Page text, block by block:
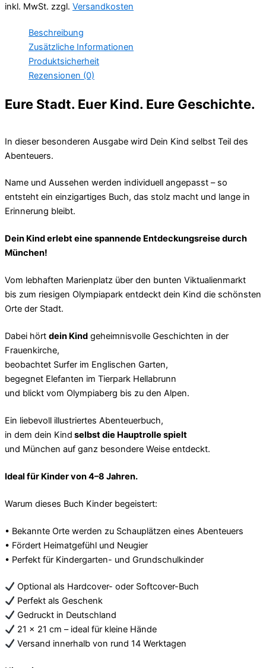
inkl. MwSt. zzgl. Versandkosten
Beschreibung
Zusätzliche Informationen
Produktsicherheit
Rezensionen (0)
Eure Stadt. Euer Kind. Eure Geschichte.
In dieser besonderen Ausgabe wird Dein Kind selbst Teil des
Abenteuers.
Name und Aussehen werden individuell angepasst – so
entsteht ein einzigartiges Buch, das stolz macht und lange in
Erinnerung bleibt.
Dein Kind erlebt eine spannende Entdeckungsreise durch
München!
Vom lebhaften Marienplatz über den bunten Viktualienmarkt
bis zum riesigen Olympiapark entdeckt dein Kind die schönsten
Orte der Stadt.
Dabei hört dein Kind geheimnisvolle Geschichten in der
Frauenkirche,
beobachtet Surfer im Englischen Garten,
begegnet Elefanten im Tierpark Hellabrunn
und blickt vom Olympiaberg bis zu den Alpen.
Ein liebevoll illustriertes Abenteuerbuch,
in dem dein Kind selbst die Hauptrolle spielt
und München auf ganz besondere Weise entdeckt.
Ideal für Kinder von 4–8 Jahren.
Warum dieses Buch Kinder begeistert:
• Bekannte Orte werden zu Schauplätzen eines Abenteuers
• Fördert Heimatgefühl und Neugier
• Perfekt für Kindergarten- und Grundschulkinder
Optional als Hardcover- oder Softcover-Buch
Perfekt als Geschenk
Gedruckt in Deutschland
21 x 21 cm – ideal für kleine Hände
Versand innerhalb von rund 14 Werktagen